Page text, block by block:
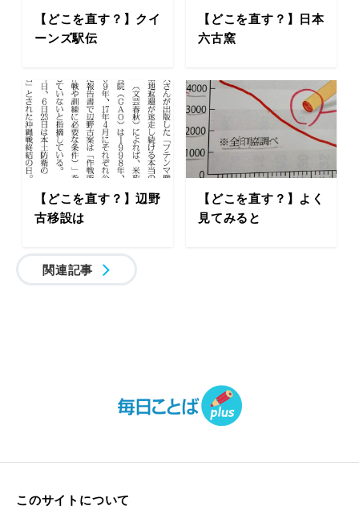
【どこを直す？】クイ
ーンズ駅伝
【どこを直す？】日本
六古窯
【どこを直す？】辺野
古移設は
【どこを直す？】よく
見てみると
関連記事
このサイトについて